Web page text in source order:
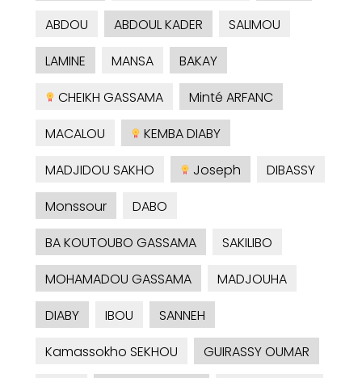
ABDOU
ABDOUL KADER
SALIMOU
LAMINE
MANSA
BAKAY
CHEIKH GASSAMA
Minté ARFANC
MACALOU
KEMBA DIABY
MADJIDOU SAKHO
Joseph
DIBASSY
Monssour
DABO
BA KOUTOUBO GASSAMA
SAKILIBO
MOHAMADOU GASSAMA
MADJOUHA
DIABY
IBOU
SANNEH
Kamassokho SEKHOU
GUIRASSY OUMAR